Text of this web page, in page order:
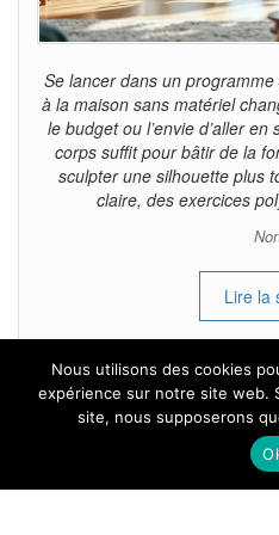
Se lancer dans un
à la maison sans matériel
le budget ou l’envie d’aller
corps suffit pour bâtir de la
sculpter une silhouette plus
claire, des exercices
Lire la
Tous droits
Nous utilisons des cookies
expérience sur notre site web.
site, nous supposerons